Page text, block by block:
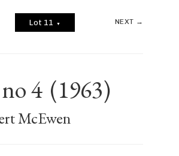
Lot 11 ▼ NEXT →
4 (1963)
McEwen